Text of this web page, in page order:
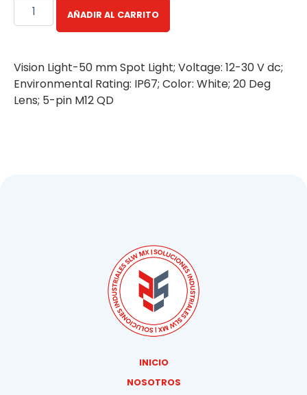
AÑADIR AL CARRITO
Vision Light-50 mm Spot Light; Voltage: 12-30 V dc;
Environmental Rating: IP67; Color: White; 20 Deg
Lens; 5-pin M12 QD
INICIO
NOSOTROS